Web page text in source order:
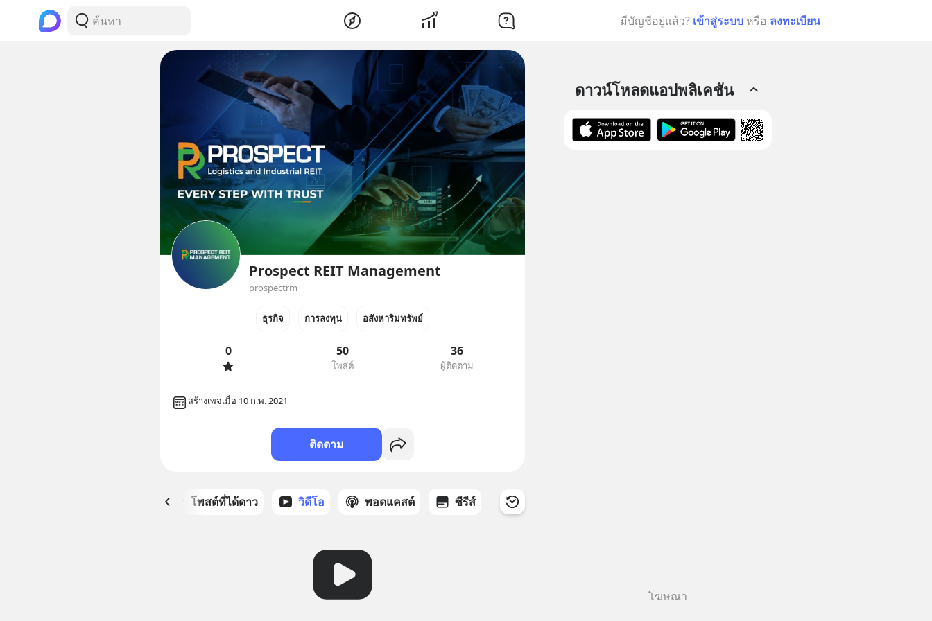
มีบัญชีอยู่แล้ว? เข้าสู่ระบบ หรือ ลงทะเบียน
Prospect REIT Management
prospectrm
ธุรกิจ การลงทุน อสังหาริมทรัพย์
0 50
โพสต์
36
ผู้ติดตาม
สร้างเพจเมื่อ 10 ก.พ. 2021
ติดตาม
โพสต์ที่ได้ดาว วิดีโอ พอดแคสต์ ซีรีส์
ดาวน์โหลดแอปพลิเคชัน
โฆษณา